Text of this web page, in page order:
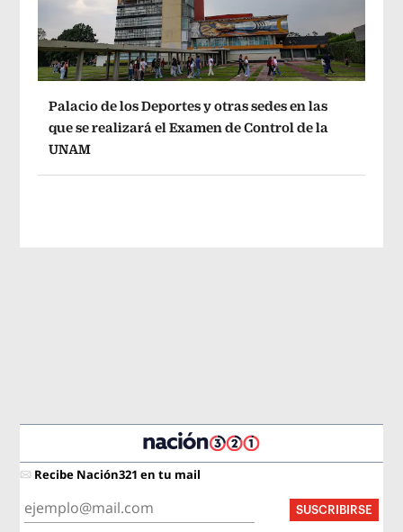
Palacio de los Deportes y otras sedes en las
que se realizará el Examen de Control de la
UNAM
Recibe Nación321 en tu mail
SUSCRIBIRSE